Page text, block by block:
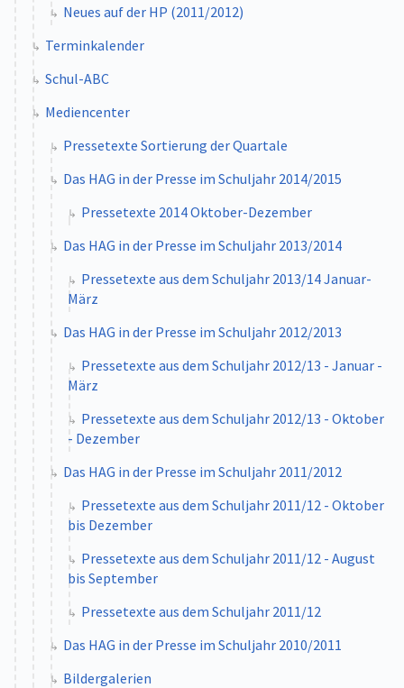
Neues auf der HP (2011/2012)
Terminkalender
Schul-ABC
Mediencenter
Pressetexte Sortierung der Quartale
Das HAG in der Presse im Schuljahr 2014/2015
Pressetexte 2014 Oktober-Dezember
Das HAG in der Presse im Schuljahr 2013/2014
Pressetexte aus dem Schuljahr 2013/14 Januar-
März
Das HAG in der Presse im Schuljahr 2012/2013
Pressetexte aus dem Schuljahr 2012/13 - Januar -
März
Pressetexte aus dem Schuljahr 2012/13 - Oktober
- Dezember
Das HAG in der Presse im Schuljahr 2011/2012
Pressetexte aus dem Schuljahr 2011/12 - Oktober
bis Dezember
Pressetexte aus dem Schuljahr 2011/12 - August
bis September
Pressetexte aus dem Schuljahr 2011/12
Das HAG in der Presse im Schuljahr 2010/2011
Bildergalerien